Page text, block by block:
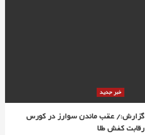
خبر جدید
گزارش:/ عقب ماندن سوارز در کورس
رقابت کفش طلا